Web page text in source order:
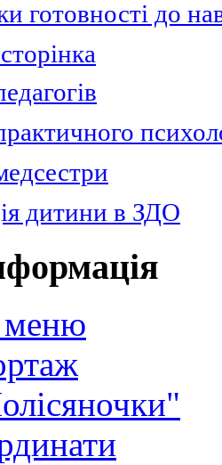
готовності до
дитини в ЗДО
меню